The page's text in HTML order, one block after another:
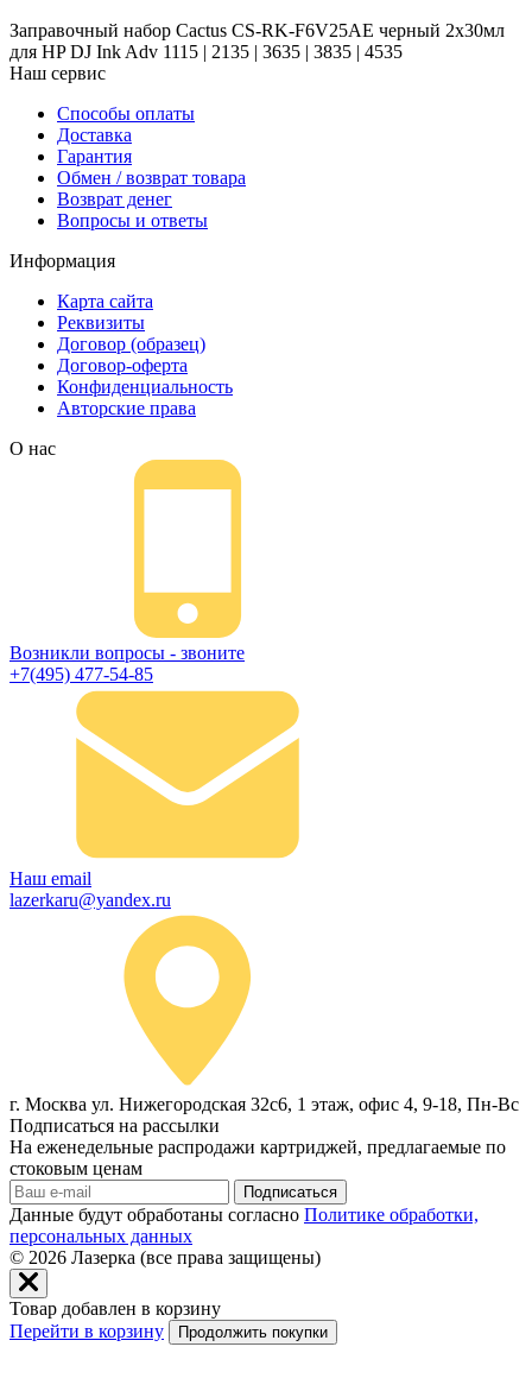
Заправочный набор Cactus CS-RK-F6V25AE черный 2x30мл
для HP DJ Ink Adv 1115 | 2135 | 3635 | 3835 | 4535
Наш сервис
Способы оплаты
Доставка
Гарантия
Обмен / возврат товара
Возврат денег
Вопросы и ответы
Информация
Карта сайта
Реквизиты
Договор (образец)
Договор-оферта
Конфиденциальность
Авторские права
О нас
Возникли вопросы - звоните
+7(495) 477-54-85
Наш email
lazerkaru@yandex.ru
г. Москва ул. Нижегородская 32с6, 1 этаж, офис 4, 9-18, Пн-Вс
Подписаться на рассылки
На еженедельные распродажи картриджей, предлагаемые по
стоковым ценам
Подписаться
Данные будут обработаны согласно Политике обработки,
персональных данных
© 2026 Лазерка (все права защищены)
Товар добавлен в корзину
Перейти в корзину
Продолжить покупки